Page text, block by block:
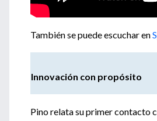
También se puede escuchar en
Innovación con propósito
Pino relata su primer contacto